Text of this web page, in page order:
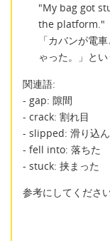
"My bag got
the platform."
「カバンが電
ゃった。」とい
関連語:
- gap: 隙間
- crack: 割れ目
- slipped: 滑り込
- fell into: 落ちた
- stuck: 挟まった
参考にしてください